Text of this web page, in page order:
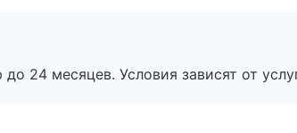
24 месяцев. Условия зависят от